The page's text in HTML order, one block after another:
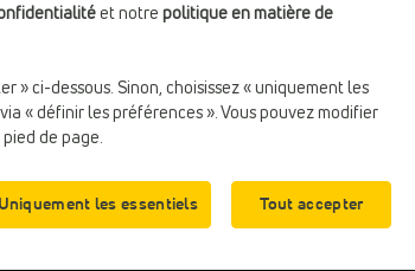
Taille
Conseil de
Commandez
Commandé
et notre politique en matière de
» ci-dessous. Sinon, choisissez « uniquement les
« définir les préférences ». Vous pouvez modifier
de page.
Uniquement les essentiels Tout accepter